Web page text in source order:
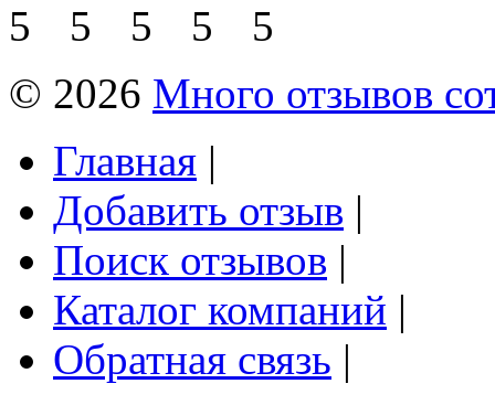
© 2026 Много отзывов
Главная |
Добавить отзыв |
Поиск отзывов |
Каталог компаний |
Обратная связь |